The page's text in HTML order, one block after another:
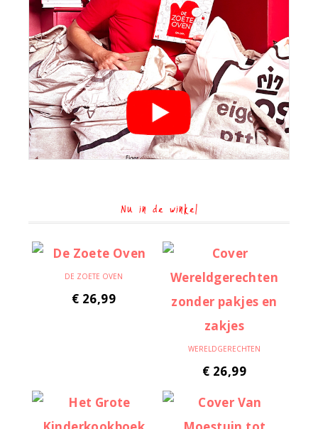
Nu in de winkel
DE ZOETE OVEN
€ 26,99
WERELDGERECHTEN
€ 26,99